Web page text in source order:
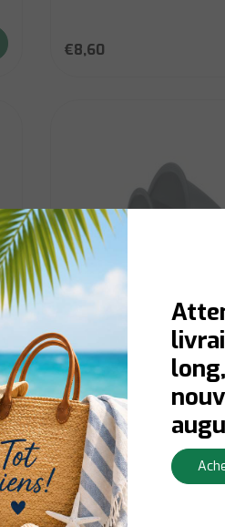
€8,60
Fackelmann
Ensemble de 3
alimentaires
En stock: